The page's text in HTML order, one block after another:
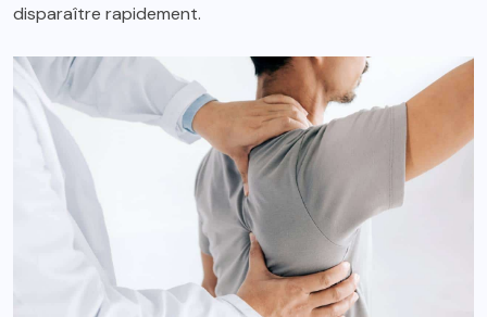
disparaître rapidement.